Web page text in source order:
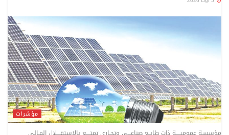
مؤشرات
مؤسسـة عموميــــة ذات طابــع صناعـــي وتجـاري تمتــــع بالاستقـــلال المـالي